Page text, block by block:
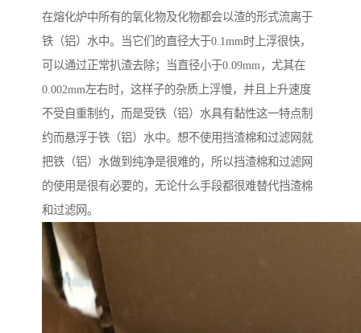
在熔化炉中所有的氧化物及化物都会以渣的形式流离于
铁（铝）水中。当它们的直径大于0.1mm时上浮很快，
可以通过正常扒渣去除；当直径小于0.09mm，尤其在
0.002mm左右时，这样子的杂质上浮慢，并且上升速度
不受自重制约，而是受铁（铝）水具有黏性这一特点制
约而悬浮于铁（铝）水中。想不使用挡渣棉和过滤网就
把铁（铝）水做到纯净是很难的，所以挡渣棉和过滤网
的使用是很有必要的，无论什么手段都很难替代挡渣棉
和过滤网。